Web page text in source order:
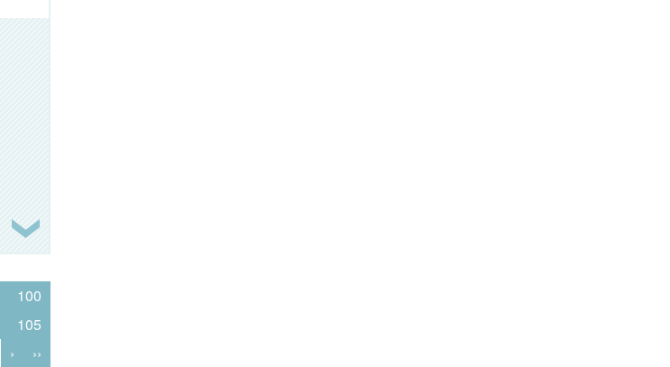
100
105
›
››